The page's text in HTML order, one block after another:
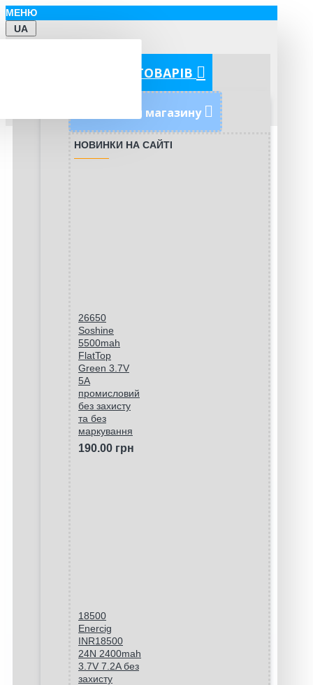
МЕНЮ
UA
КАТЕГОРІЇ ТОВАРІВ
Новинки магазину
НОВИНКИ НА САЙТІ
26650
Soshine
5500mah
FlatTop
Green 3.7V
5A
промисловий
без захисту
та без
маркування
190.00 грн
18500
Enercig
INR18500
24N 2400mah
3.7V 7.2A без
захисту